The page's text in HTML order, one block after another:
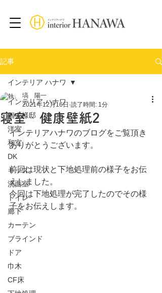
記事
インテリア ハナワ
個人様邸
洋室
和室
DK
キッズ
洗面室
トイレ
廊下
カーテン
ブラインド
ドア
巾木
CF床
インテリア ハナワ
寝室 健康壁紙2
塙 陽一
2021年12月16日 読了時間: 1分
インテリアハナワのブログをご覧頂き
ありがとうございます。
前回は現状と下地処理前の様子をお伝
えしました。
今回は下地処理が完了したのでその様
子をお伝えします。